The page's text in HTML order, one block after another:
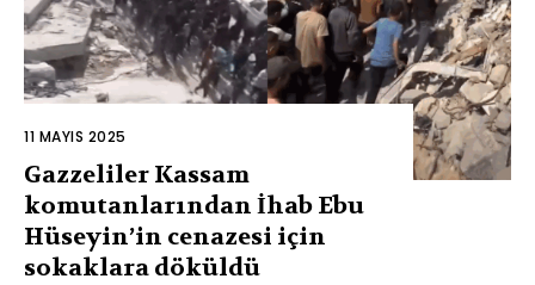
11 MAYIS 2025
Gazzeliler Kassam
komutanlarından İhab Ebu
Hüseyin’in cenazesi için
sokaklara döküldü